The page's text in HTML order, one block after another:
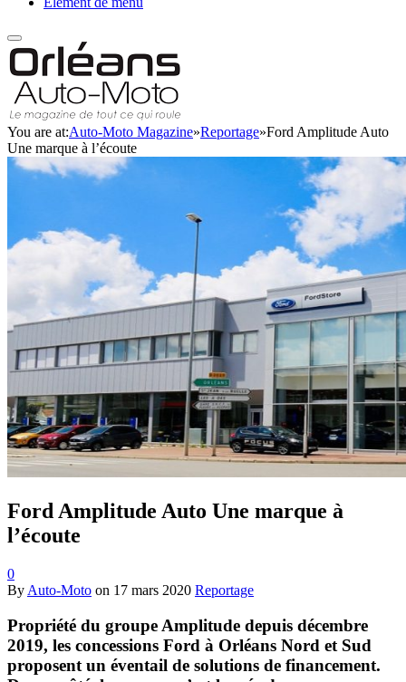
You are at:Auto-Moto Magazine»Reportage»Ford Amplitude Auto
Une marque à l’écoute
Ford Amplitude Auto Une marque à
l’écoute
0
By Auto-Moto on 17 mars 2020 Reportage
Propriété du groupe Amplitude depuis décembre
2019, les concessions Ford à Orléans Nord et Sud
proposent un éventail de solutions de financement.